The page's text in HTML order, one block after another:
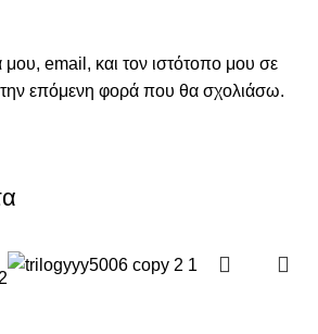
email, και τον ιστότοπο μου σε
επόμενη φορά που θα σχολιάσω.